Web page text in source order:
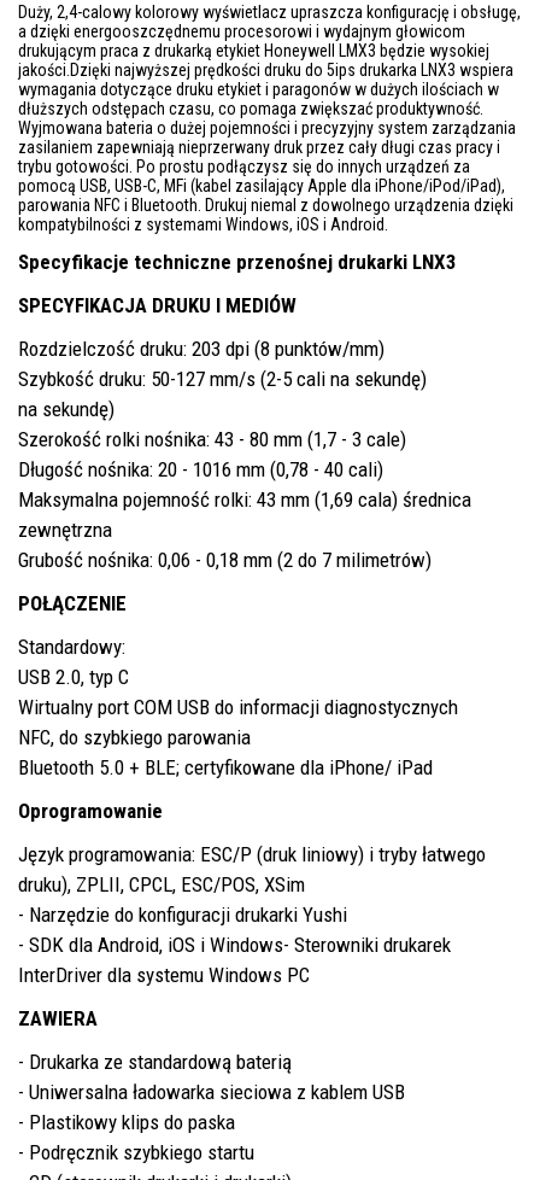
Duży, 2,4-calowy kolorowy wyświetlacz upraszcza konfigurację i obsługę,
a dzięki energooszczędnemu procesorowi i wydajnym głowicom
drukującym praca z drukarką etykiet Honeywell LMX3 będzie wysokiej
jakości.Dzięki najwyższej prędkości druku do 5ips drukarka LNX3 wspiera
wymagania dotyczące druku etykiet i paragonów w dużych ilościach w
dłuższych odstępach czasu, co pomaga zwiększać produktywność.
Wyjmowana bateria o dużej pojemności i precyzyjny system zarządzania
zasilaniem zapewniają nieprzerwany druk przez cały długi czas pracy i
trybu gotowości. Po prostu podłączysz się do innych urządzeń za
pomocą USB, USB-C, MFi (kabel zasilający Apple dla iPhone/iPod/iPad),
parowania NFC i Bluetooth. Drukuj niemal z dowolnego urządzenia dzięki
kompatybilności z systemami Windows, iOS i Android.
Specyfikacje techniczne przenośnej drukarki LNX3
SPECYFIKACJA DRUKU I MEDIÓW
Rozdzielczość druku: 203 dpi (8 punktów/mm)
Szybkość druku: 50-127 mm/s (2-5 cali na sekundę)
na sekundę)
Szerokość rolki nośnika: 43 - 80 mm (1,7 - 3 cale)
Długość nośnika: 20 - 1016 mm (0,78 - 40 cali)
Maksymalna pojemność rolki: 43 mm (1,69 cala) średnica
zewnętrzna
Grubość nośnika: 0,06 - 0,18 mm (2 do 7 milimetrów)
POŁĄCZENIE
Standardowy:
USB 2.0, typ C
Wirtualny port COM USB do informacji diagnostycznych
NFC, do szybkiego parowania
Bluetooth 5.0 + BLE; certyfikowane dla iPhone/ iPad
Oprogramowanie
Język programowania: ESC/P (druk liniowy) i tryby łatwego
druku), ZPLII, CPCL, ESC/POS, XSim
- Narzędzie do konfiguracji drukarki Yushi
- SDK dla Android, iOS i Windows- Sterowniki drukarek
InterDriver dla systemu Windows PC
ZAWIERA
- Drukarka ze standardową baterią
- Uniwersalna ładowarka sieciowa z kablem USB
- Plastikowy klips do paska
- Podręcznik szybkiego startu